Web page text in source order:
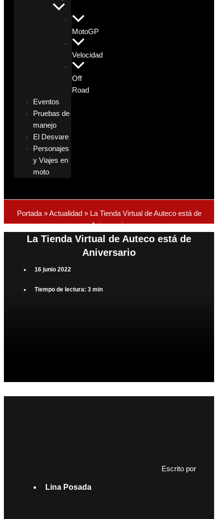
MotoGP
Velocidad
Off
Road
Eventos
Pruebas de
manejo
El Desvare
Personajes
y Viajes en
moto
Portada»Actualidad » La Tienda Virtual de Auteco está de
Aniversario
La Tienda Virtual de Auteco está de
Aniversario
16 junio 2022
Tiempo de lectura: 3 min
Escrito por
Lina Posada